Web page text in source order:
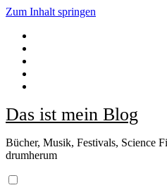
Zum Inhalt springen
Das ist mein Blog
Bücher, Musik, Festivals, Science
drumherum